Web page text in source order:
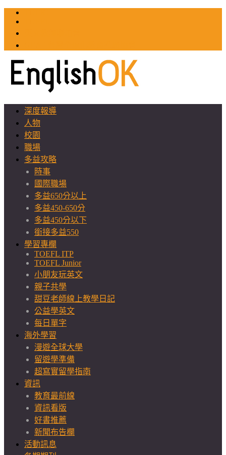
深度報導
人物
校園
職場
多益攻略
時事
國際職場
多益650分以上
多益450-650分
多益450分以下
銜接多益550
學習專欄
TOEFL ITP
TOEFL Junior
小朋友玩英文
親子共學
甜豆老師線上教學日記
公益學英文
每日單字
海外學習
漫遊全球大學
留遊學準備
超寫實留學指南
資訊
教育最前線
資訊看版
好書推薦
新聞布告欄
活動訊息